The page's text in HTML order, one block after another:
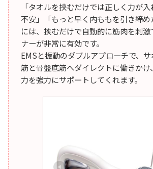
「タオルを挟むだけでは正しく力が
不安」「もっと早く内ももを引き締
には、挟むだけで自動的に筋肉を刺
ナーが非常に有効です。
EMSと振動のダブルアプローチで、
筋と骨盤底筋へダイレクトに働きかけ
力を強力にサポートしてくれます。